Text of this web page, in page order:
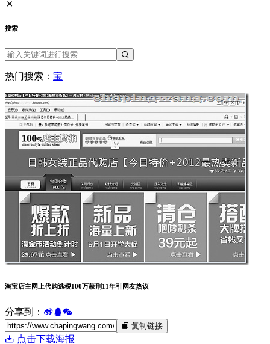
搜索
热门搜索： 宝
淘宝店主网上代购逃税100万获刑11年引网友热议
分享到：
复制链接
点击下载海报